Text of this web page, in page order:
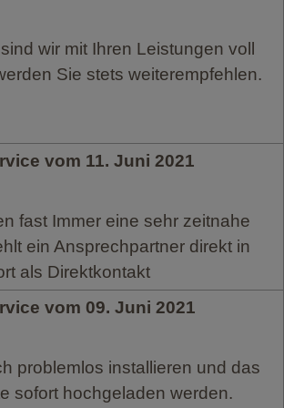
wir mit Ihren Leistungen voll
Sie stets weiterempfehlen.
vom 11. Juni 2021
fast Immer eine sehr zeitnahe
ein Ansprechpartner direkt in
als Direktkontakt
vom 09. Juni 2021
problemlos installieren und das
sofort hochgeladen werden.